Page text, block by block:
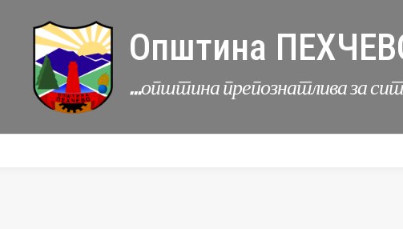
Општина
...општина препознатлива за